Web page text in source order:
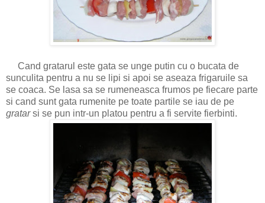
Cand gratarul este gata se unge putin cu o bucata de
sunculita pentru a nu se lipi si apoi se aseaza frigaruile sa
se coaca. Se lasa sa se rumeneasca frumos pe fiecare parte
si cand sunt gata rumenite pe toate partile se iau de pe
gratarsi se pun intr-un platou pentru a fi servite fierbinti.